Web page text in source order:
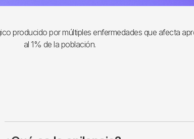
producido por múltiples enfermedades que afecta
al 1% de la población.